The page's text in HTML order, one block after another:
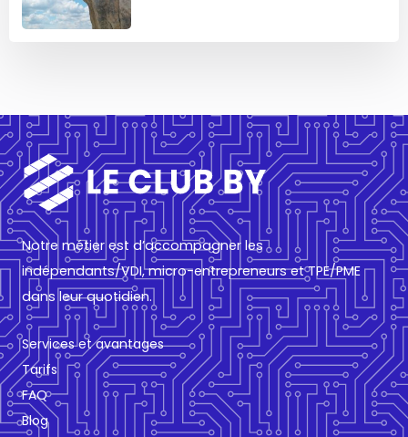
Notre métier est d’accompagner les
indépendants/VDI, micro-entrepreneurs et TPE/PME
dans leur quotidien.
Services et avantages
Tarifs
FAQ
Blog